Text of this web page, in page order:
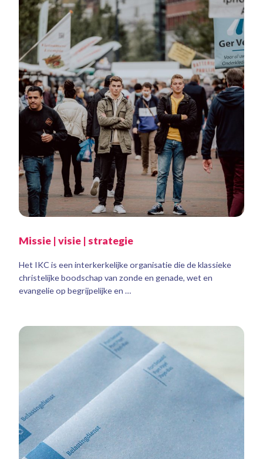
Missie | visie | strategie
Het IKC is een interkerkelijke organisatie die de klassieke
christelijke boodschap van zonde en genade, wet en
evangelie op begrijpelijke en …